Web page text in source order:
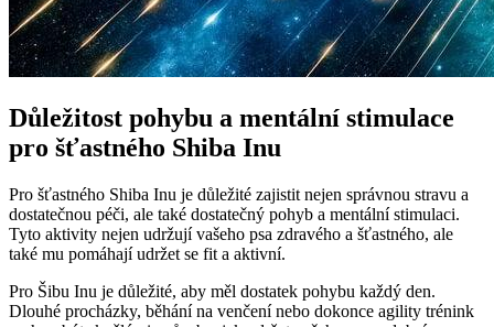
Důležitost pohybu a mentální stimulace
pro šťastného Shiba Inu
Pro šťastného Shiba Inu je důležité zajistit nejen správnou stravu a
dostatečnou péči, ale také dostatečný pohyb a mentální stimulaci.
Tyto aktivity nejen udržují vašeho psa zdravého a šťastného, ale
také mu pomáhají udržet se fit a aktivní.
Pro Šibu Inu je důležité, aby měl dostatek pohybu každý den.
Dlouhé procházky, běhání na venčení nebo dokonce agility trénink